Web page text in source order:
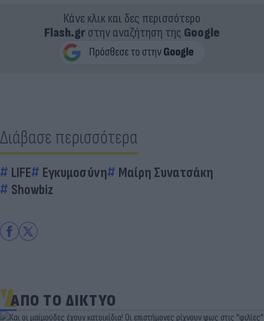
Κάνε κλικ και δες περισσότερο
Flash.grστην αναζήτηση της Google
Διάβασε περισσότερα
LIFE Εγκυμοσύνη
Μαίρη Συνατσάκη
Showbiz
ΑΠΟ ΤΟ ΔΙΚΤΥΟ